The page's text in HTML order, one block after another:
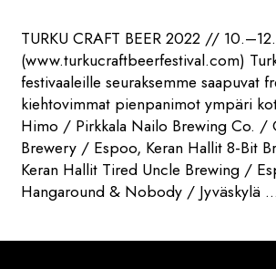
TURKU CRAFT BEER 2022 //
(www.turkucraftbeerfestival.com)
festivaaleille seuraksemme saapuvat
kiehtovimmat pienpanimot ympäri
Himo / Pirkkala Nailo Brewing Co. /
Brewery / Espoo, Keran Hallit 8-Bit
Keran Hallit Tired Uncle Brewing /
Hangaround & Nobody / Jyväskylä ...